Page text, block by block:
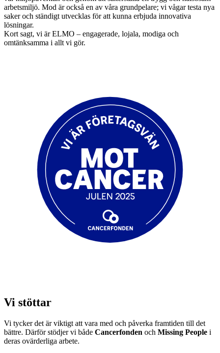
arbetsmiljö. Mod är också en av våra grundpelare; vi vågar testa nya
saker och ständigt utvecklas för att kunna erbjuda innovativa
lösningar.
Kort sagt, vi är ELMO – engagerade, lojala, modiga och
omtänksamma i allt vi gör.
Vi stöttar
Vi tycker det är viktigt att vara med och påverka framtiden till det
bättre. Därför stödjer vi både Cancerfonden och Missing People i
deras ovärderliga arbete.